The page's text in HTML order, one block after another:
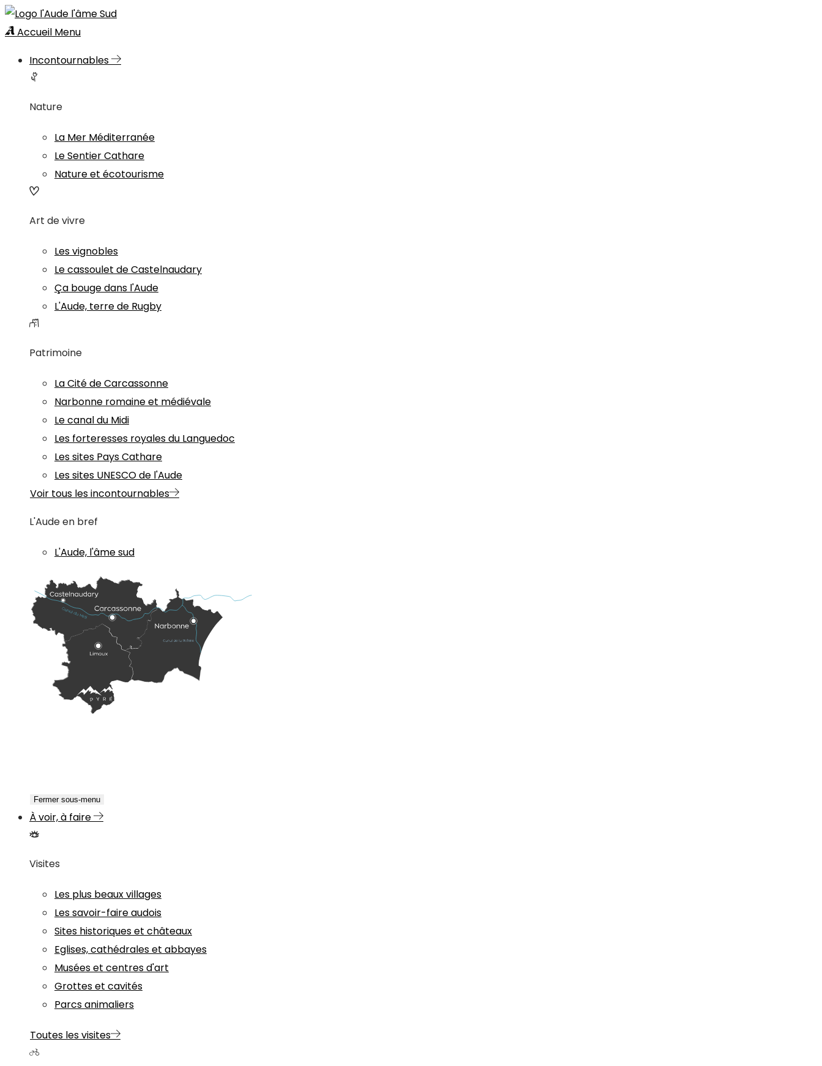
Accueil Menu
Incontournables
Nature
La Mer Méditerranée
Le Sentier Cathare
Nature et écotourisme
Art de vivre
Les vignobles
Le cassoulet de Castelnaudary
Ça bouge dans l'Aude
L'Aude, terre de Rugby
Patrimoine
La Cité de Carcassonne
Narbonne romaine et médiévale
Le canal du Midi
Les forteresses royales du Languedoc
Les sites Pays Cathare
Les sites UNESCO de l'Aude
Voir tous les incontournables
L'Aude en bref
L'Aude, l'âme sud
Fermer sous-menu
À voir, à faire
Visites
Les plus beaux villages
Les savoir-faire audois
Sites historiques et châteaux
Eglises, cathédrales et abbayes
Musées et centres d'art
Grottes et cavités
Parcs animaliers
Toutes les visites